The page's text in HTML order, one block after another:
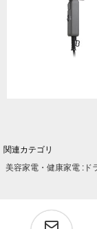
関連カテゴリ
美容家電・健康家電 : ド